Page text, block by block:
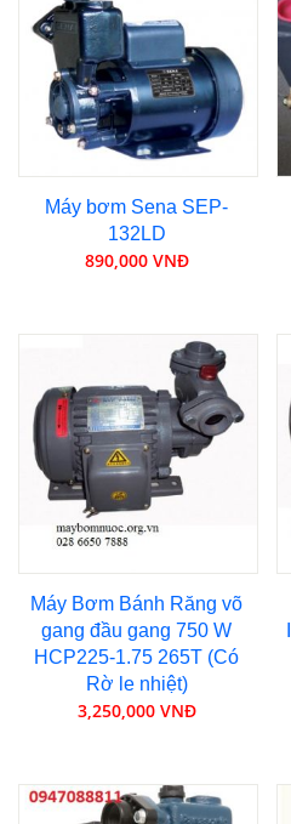
Máy bơm Sena SEP-
132LD
890,000 VNĐ
Máy Bơm Bánh Răng võ
gang đầu gang 750 W
HCP225-1.75 265T (Có
Rờ le nhiệt)
3,250,000 VNĐ